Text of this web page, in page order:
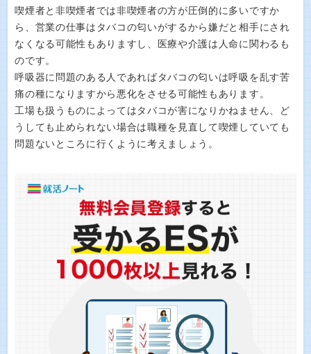
喫煙者と非喫煙者では非喫煙者の方が圧倒的に多いですか
ら、営業の仕事はタバコの匂いがするから嫌だと相手にされ
なくなる可能性もありますし、医療や介護は人命に関わるも
のです。
呼吸器に問題のある人であればタバコの匂いは呼吸を乱す苦
痛の種になりますから悪化をさせる可能性もあります。
工場も扱うものによってはタバコが害になりかねません、ど
うしても止められない場合は職種を見直して喫煙していても
問題ないところに行くように考えましょう。